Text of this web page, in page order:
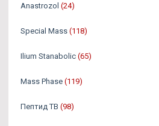
Аnastrozol (24)
Special Mass (118)
Ilium Stanabolic (65)
Mass Phase (119)
Пептид TB (98)